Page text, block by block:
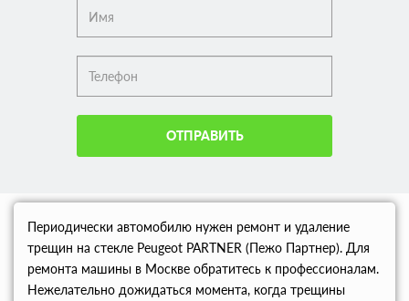
ОТПРАВИТЬ
Периодически автомобилю нужен ремонт и удаление
трещин на стекле Peugeot PARTNER (Пежо Партнер). Для
ремонта машины в Москве обратитесь к профессионалам.
Нежелательно дожидаться момента, когда трещины